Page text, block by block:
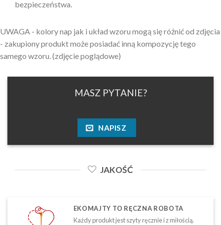
bezpieczeństwa.
UWAGA - kolory nap jak i układ wzoru mogą się różnić od zdjęcia
- zakupiony produkt może posiadać inną kompozycję tego
samego wzoru. (zdjęcie poglądowe)
MASZ PYTANIE?
NAPISZ
JAKOŚĆ
EKOMAJTY TO RĘCZNA ROBOTA
Każdy produkt jest szyty ręcznie i z miłością.